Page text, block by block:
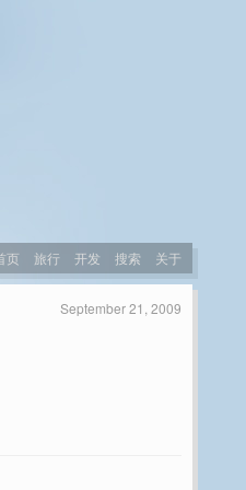
页 旅行 开发 搜索 关于
September 21, 2009